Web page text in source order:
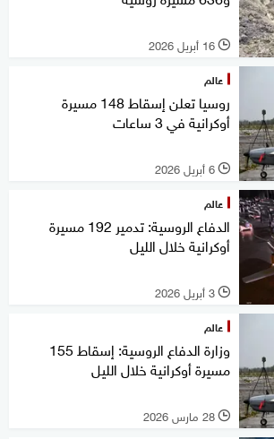
l 16 أبريل 2026
عالم
روسيا تعلن إسقاط 148 مسيرة
أوكرانية في 3 ساعات
l 6 أبريل 2026
عالم
الدفاع الروسية: تدمير 192 مسيرة
أوكرانية خلال الليل
l 3 أبريل 2026
عالم
وزارة الدفاع الروسية: إسقاط 155
مسيرة أوكرانية خلال الليل
l 28 مارس 2026